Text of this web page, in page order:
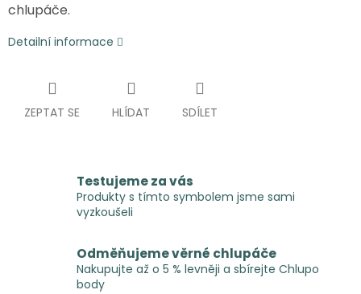
chlupáče.
Detailní informace
ZEPTAT SE HLÍDAT SDÍLET
Testujeme za vás
Produkty s tímto symbolem jsme sami
vyzkoušeli
Odměňujeme věrné chlupáče
Nakupujte až o 5 % levněji a sbírejte Chlupo
body